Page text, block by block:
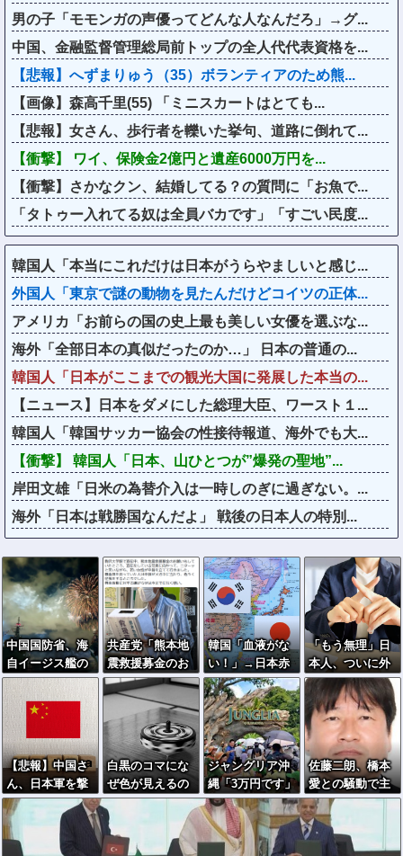
男の子「モモンガの声優ってどんな人なんだろ」→グ...
中国、金融監督管理総局前トップの全人代代表資格を...
【悲報】へずまりゅう（35）ボランティアのため熊...
【画像】森高千里(55) 「ミニスカートはとても...
【悲報】女さん、歩行者を轢いた挙句、道路に倒れて...
【衝撃】 ワイ、保険金2億円と遺産6000万円を...
【衝撃】さかなクン、結婚してる？の質問に「お魚で...
「タトゥー入れてる奴は全員バカです」「すごい民度...
韓国人「本当にこれだけは日本がうらやましいと感じ...
外国人「東京で謎の動物を見たんだけどコイツの正体...
アメリカ「お前らの国の史上最も美しい女優を選ぶな...
海外「全部日本の真似だったのか…」 日本の普通の...
韓国人「日本がここまでの観光大国に発展した本当の...
【ニュース】日本をダメにした総理大臣、ワースト１...
韓国人「韓国サッカー協会の性接待報道、海外でも大...
【衝撃】 韓国人「日本、山ひとつが”爆発の聖地”...
岸田文雄「日米の為替介入は一時しのぎに過ぎない。...
海外「日本は戦勝国なんだよ」 戦後の日本人の特別...
中国国防省、海
自イージス艦の
トマホーク実射
試験を批判「国
際社会は新型軍
国主義を団結し
て阻止を」！
共産党「熊本地
震救援募金のお
願いをしていた
ところ、中指を
立てられまし
た。嫌がらせ酷
い」
韓国「血液がな
い！」→日本赤
十字、即支援へ
「もう無理」日
本人、ついに外
国人受け入れ拒
否へ…
【悲報】中国さ
ん、日本軍を撃
退する「抗日テ
ーマパーク」を
各地で大量建設
白黒のコマにな
ぜ色が見えるの
か 200年の謎を
AIが解明！
ジャングリア沖
縄「3万円です」
←ディズニー超
えの強気価格ｗ
ｗｗ
佐藤二朗、橋本
愛との騒動で主
演映画が完全白
紙へｗｗｗｗｗ